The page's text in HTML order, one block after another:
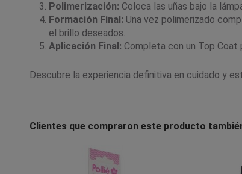
Polimerización: Coloca las uñas bajo la
Formación Final: Una vez polimerizado
el brillo deseados.
Aplicación Final: Completa con un Top
Descubre la experiencia definitiva en cuidado y
Clientes que compraron este producto